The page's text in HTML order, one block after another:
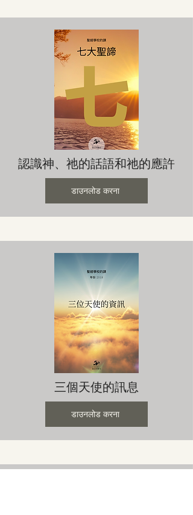
認識神、祂的話語和祂的應許
डाउनलोड करना
三個天使的訊息
डाउनलोड करना